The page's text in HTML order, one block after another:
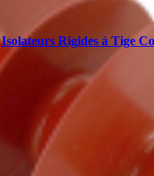
Isolateurs Rigides à Tige